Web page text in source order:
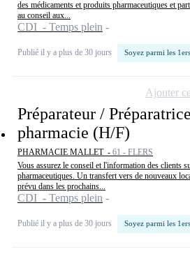
des médicaments et produits pharmaceutiques et
au conseil aux...
CDI - Temps plein
Publié il y a plus de 30 jours Soyez parmi les
Préparateur /
pharmacie (H/F)
PHARMACIE MALLET - 61 - FLERS
Vous assurez le conseil et l'information des clients
pharmaceutiques. Un transfert vers de nouveaux
prévu dans les prochains...
CDI - Temps plein
Publié il y a plus de 30 jours Soyez parmi les
Ajouter